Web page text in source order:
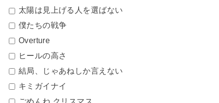
太陽は見上げる人を選ばない
僕たちの戦争
Overture
ヒールの高さ
結局、じゃあねしか言えない
キミガイナイ
ごめんね クリスマス